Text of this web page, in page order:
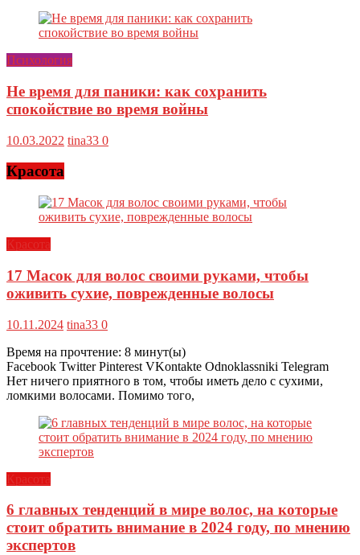
Психология
Не время для паники: как сохранить
спокойствие во время войны
10.03.2022 tina33 0
Красота
Красота
17 Масок для волос своими руками, чтобы
оживить сухие, поврежденные волосы
10.11.2024 tina33 0
Время на прочтение: 8 минут(ы)
Facebook Twitter Pinterest VKontakte Odnoklassniki Telegram
Нет ничего приятного в том, чтобы иметь дело с сухими,
ломкими волосами. Помимо того,
Красота
6 главных тенденций в мире волос, на которые
стоит обратить внимание в 2024 году, по мнению
экспертов